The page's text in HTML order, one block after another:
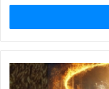
t
r
y
u
r